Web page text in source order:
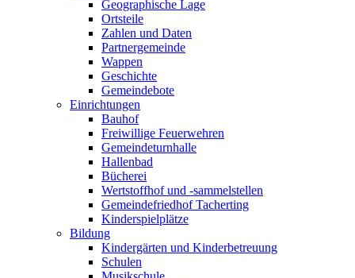
Geographische Lage
Ortsteile
Zahlen und Daten
Partnergemeinde
Wappen
Geschichte
Gemeindebote
Einrichtungen
Bauhof
Freiwillige Feuerwehren
Gemeindeturnhalle
Hallenbad
Bücherei
Wertstoffhof und -sammelstellen
Gemeindefriedhof Tacherting
Kinderspielplätze
Bildung
Kindergärten und Kinderbetreuung
Schulen